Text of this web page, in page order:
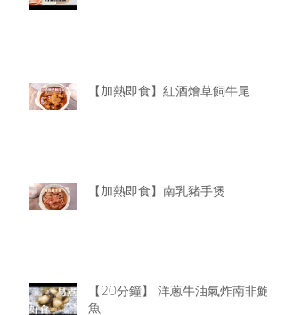
【加熱即食】紅酒燴草飼牛尾
【加熱即食】南乳豬手煲
【20分鐘】 洋蔥牛油氣炸南非鮑
魚